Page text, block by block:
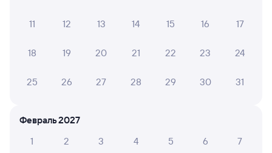
Отель
1 ⁠000 ⁠₽
Гостевой дом
11 12 13 14 15 16 17
18 19 20 21 22 23 24
25 26 27 28 29 30 31
Февраль 2027
1
2 3 4 5 6 7